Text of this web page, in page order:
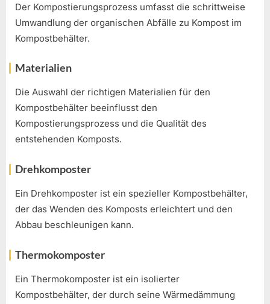
Der Kompostierungsprozess umfasst die schrittweise
Umwandlung der organischen Abfälle zu Kompost im
Kompostbehälter.
Materialien
Die Auswahl der richtigen Materialien für den
Kompostbehälter beeinflusst den
Kompostierungsprozess und die Qualität des
entstehenden Komposts.
Drehkomposter
Ein Drehkomposter ist ein spezieller Kompostbehälter,
der das Wenden des Komposts erleichtert und den
Abbau beschleunigen kann.
Thermokomposter
Ein Thermokomposter ist ein isolierter
Kompostbehälter, der durch seine Wärmedämmung